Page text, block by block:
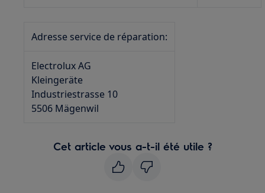
Adresse service de réparation:
Electrolux AG
Kleingeräte
Industriestrasse 10
5506 Mägenwil
Cet article vous a-t-il été utile ?